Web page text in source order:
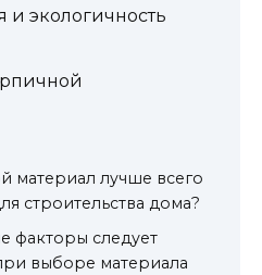
и экологичность
материал лучше всего
строительства дома?
факторы следует
выборе материала